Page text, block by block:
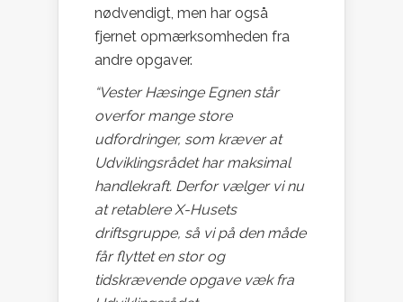
nødvendigt, men har også
fjernet opmærksomheden fra
andre opgaver.
“Vester Hæsinge Egnen står
overfor mange store
udfordringer, som kræver at
Udviklingsrådet har maksimal
handlekraft. Derfor vælger vi nu
at retablere X-Husets
driftsgruppe, så vi på den måde
får flyttet en stor og
tidskrævende opgave væk fra